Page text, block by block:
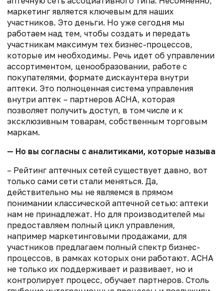
маркетинг является ключевым для наших
участников. Это деньги. Но уже сегодня мы
работаем над тем, чтобы создать и передать
участникам максимум тех бизнес-процессов,
которые им необходимы. Речь идет об управлении
ассортиментом, ценообразовании, работе с
покупателями, формате дискаунтера внутри
аптеки. Это полноценная система управления
внутри аптек – партнеров АСНА, которая
позволяет получить доступ, в том числе и к
эксклюзивным товарам, собственным торговым
маркам.
— Но вы согласны с аналитиками, которые
– Рейтинг аптечных сетей существует давно, вот
только сами сети стали меняться. Да,
действительно мы не являемся в прямом
понимании классической аптечной сетью: аптеки
нам не принадлежат. Но для производителей мы
предоставляем полный цикл управления,
например маркетинговыми продажами, для
участников предлагаем полный спектр бизнес-
процессов, в рамках которых они работают. АСНА
не только их поддерживает и развивает, но и
контролирует процесс, обучает партнеров. Столь